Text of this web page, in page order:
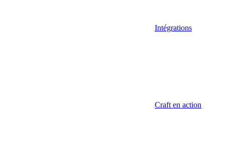
Intégrations
Craft en action